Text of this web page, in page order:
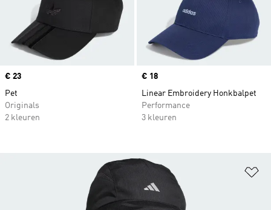
Price
€ 23
Pet
Originals
2 kleuren
Price
€ 18
Linear Embroidery Honkbalpet
Performance
3 kleuren